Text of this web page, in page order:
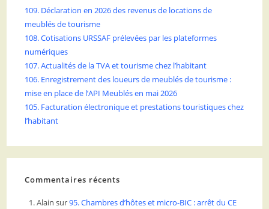
109. Déclaration en 2026 des revenus de locations de
meublés de tourisme
108. Cotisations URSSAF prélevées par les plateformes
numériques
107. Actualités de la TVA et tourisme chez l’habitant
106. Enregistrement des loueurs de meublés de tourisme :
mise en place de l’API Meublés en mai 2026
105. Facturation électronique et prestations touristiques chez
l’habitant
Commentaires récents
Alain sur95. Chambres d’hôtes et micro-BIC : arrêt du CE